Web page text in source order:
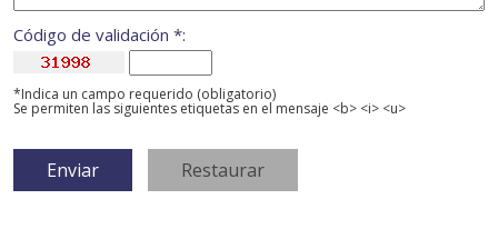
Código de validación *:
*Indica un campo requerido (obligatorio)
Se permiten las siguientes etiquetas en el mensaje <b> <i> <u>